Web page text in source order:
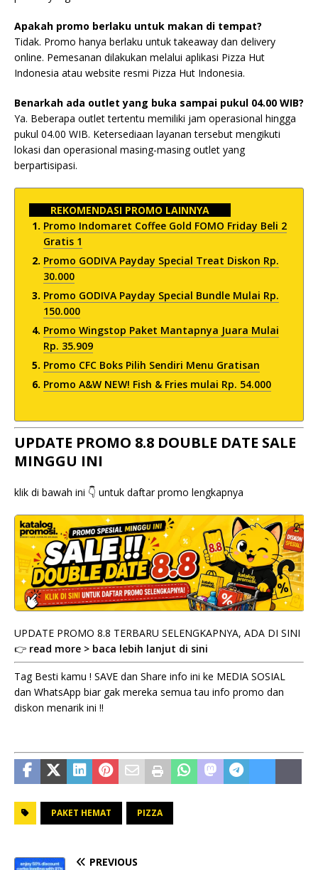
Apakah promo berlaku untuk makan di tempat?
Tidak. Promo hanya berlaku untuk takeaway dan delivery
online. Pemesanan dilakukan melalui aplikasi Pizza Hut
Indonesia atau website resmi Pizza Hut Indonesia.
Benarkah ada outlet yang buka sampai pukul 04.00 WIB?
Ya. Beberapa outlet tertentu memiliki jam operasional hingga
pukul 04.00 WIB. Ketersediaan layanan tersebut mengikuti
lokasi dan operasional masing-masing outlet yang
berpartisipasi.
REKOMENDASI PROMO LAINNYA
Promo Indomaret Coffee Gold FOMO Friday Beli 2
Gratis 1
Promo GODIVA Payday Special Treat Diskon Rp.
30.000
Promo GODIVA Payday Special Bundle Mulai Rp.
150.000
Promo Wingstop Paket Mantapnya Juara Mulai
Rp. 35.909
Promo CFC Boks Pilih Sendiri Menu Gratisan
Promo A&W NEW! Fish & Fries mulai Rp. 54.000
UPDATE PROMO 8.8 DOUBLE DATE SALE
MINGGU INI
klik di bawah ini 👇 untuk daftar promo lengkapnya
UPDATE PROMO 8.8 TERBARU SELENGKAPNYA, ADA DI SINI
👉 read more > baca lebih lanjut di sini
Tag Besti kamu ! SAVE dan Share info ini ke MEDIA SOSIAL
dan WhatsApp biar gak mereka semua tau info promo dan
diskon menarik ini !!
PAKET HEMAT PIZZA
PREVIOUS